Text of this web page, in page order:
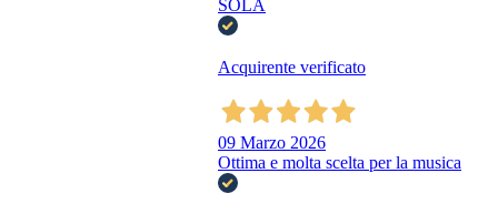
SOLA
Acquirente verificato
09 Marzo 2026
Ottima e molta scelta per la musica